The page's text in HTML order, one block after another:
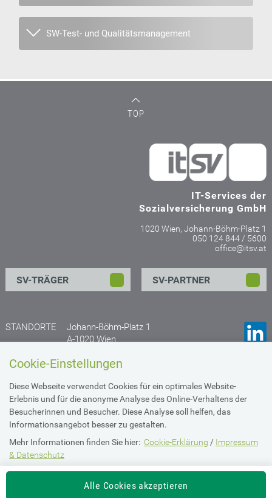
Cookie-Einstellungen
Diese Webseite verwendet Cookies für ein optimales Website-
Erlebnis und für die anonyme Analyse des Online-Verhaltens der
Besucherinnen und Besucher. Diese Analyse soll helfen, das
Informationsangebot besser zu gestalten.
Mehr Informationen finden Sie hier: Cookie-Erklärung / Impressum
& Datenschutz
Die Einstellung können Sie jederzeit auf der Seite "Imperssum &
" ändern.Alle Cookies akzeptieren
SW-Test- und Qualitätsmanagement
TOP
IT-Services der
Sozialversicherung GmbH
1020 Wien, Johann-Böhm-Platz 1
050 124 844 / 5600
office@itsv.at
SV-TRÄGER SV-PARTNER
STANDORTE
Johann-Böhm-Platz 1
A-1020 Wien
A- 4020 Linz
Anfahrtsplan
Impressum & Datenschutz
Barrierefreiheit